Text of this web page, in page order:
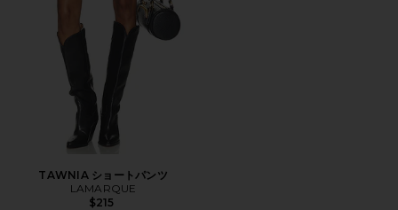
TAWNIA ショートパンツ
LAMARQUE
$215